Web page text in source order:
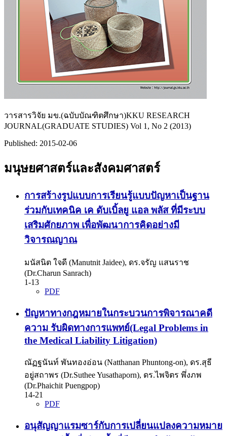
วารสารวิจัย มข.(ฉบับบัณฑิตศึกษา)KKU RESEARCH
JOURNAL(GRADUATE STUDIES) Vol 1, No 2 (2013)
Published: 2015-02-06
มนุษยศาสตร์และสังคมศาสตร์
การสร้างรูปแบบการเรียนรู้แบบปัญหาเป็นฐาน
ร่วมกับเทคนิค เค ดับเบิ้ลยู แอล พลัส ที่มีระบบ
เสริมศักยภาพ เพื่อพัฒนาการคิดอย่างมี
วิจารณญาณ
มนัสนิต ใจดี (Manutnit Jaidee), ดร.จรัญ แสนราช
(Dr.Charun Sanrach)
1-13
PDF
ปัญหาทางกฎหมายในกระบวนการพิจารณาคดี
ความ รับผิดทางการแพทย์(Legal Problems in
the Medical Liability Litigation)
ณัฏฐนันท์ พันทองอ่อน (Natthanan Phuntong-on), ดร.สุธี
อยู่สถาพร (Dr.Suthee Yusathaporn), ดร.ไพจิตร พึ่งภพ
(Dr.Phaichit Puengpop)
14-21
PDF
อนุสัญญาแรมซาร์กับการเปลี่ยนแปลงความหมาย